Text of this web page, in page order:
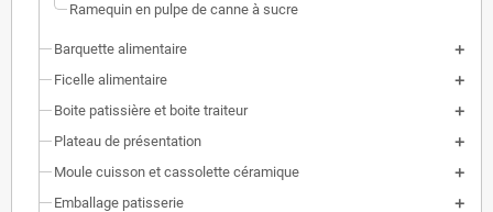
Ramequin en pulpe de canne à sucre
Barquette alimentaire
Ficelle alimentaire
Boite patissière et boite traiteur
Plateau de présentation
Moule cuisson et cassolette céramique
Emballage patisserie